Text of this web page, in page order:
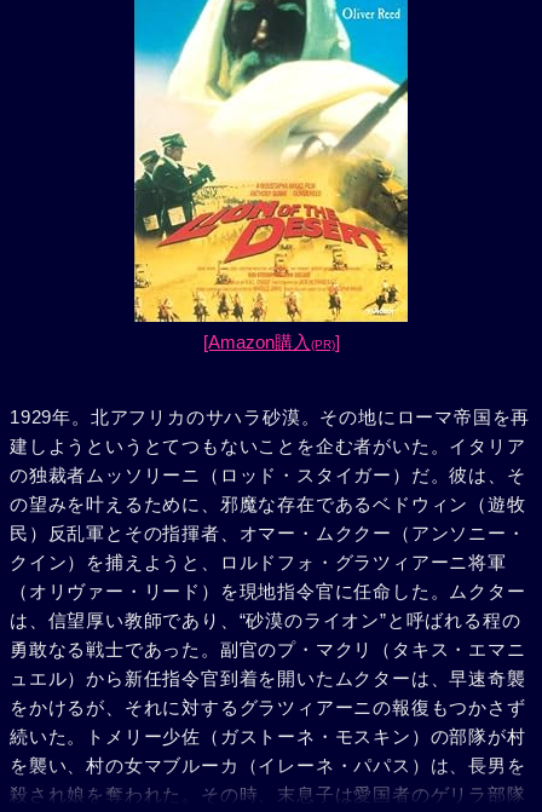
[Amazon購入 (PR)]
1929年。北アフリカのサハラ砂漠。その地にローマ帝国を再
建しようというとてつもないことを企む者がいた。イタリア
の独裁者ムッソリーニ（ロッド・スタイガー）だ。彼は、そ
の望みを叶えるために、邪魔な存在であるベドウィン（遊牧
民）反乱軍とその指揮者、オマー・ムククー（アンソニー・
クイン）を捕えようと、ロルドフォ・グラツィアーニ将軍
（オリヴァー・リード）を現地指令官に任命した。ムクター
は、信望厚い教師であり、“砂漠のライオン”と呼ばれる程の
勇敢なる戦士であった。副官のプ・マクリ（タキス・エマニ
ュエル）から新任指令官到着を開いたムクターは、早速奇襲
をかけるが、それに対するグラツィアーニの報復もつかさず
続いた。トメリー少佐（ガストーネ・モスキン）の部隊が村
を襲い、村の女マブルーカ（イレーネ・パパス）は、長男を
殺され娘を奪われた。その時、末息子は愛国者のゲリラ部隊